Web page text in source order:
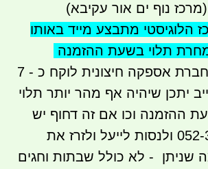
הלוגיסטי מתבצע מייד באותו
תלוי בשעת ההזמנה
זמן אספקה עי חברת אספקה חיצונית לוקח כ - 7
יתכן שיהיה אף מהר יותר תלוי
ההזמנה וכו אם זה דחוף יש
לטלפן 052-3214741 ולנסות לייעל ולזרז את
שניתן - לא כולל שבתות וחגים